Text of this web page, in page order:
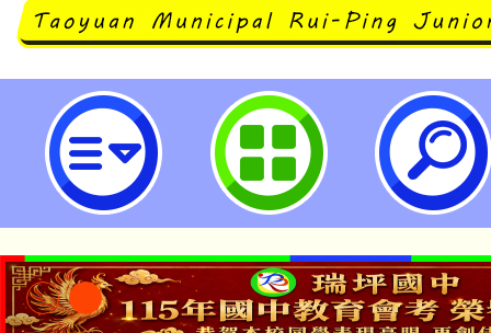
中國文化大學辦理「臺灣台語語言
衝刺班】【實體/遠距】」研習-桃
中學